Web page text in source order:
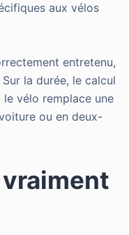
aux vélos
entretenu,
la durée, le calcul
vélo remplace une
ou en deux-
vraiment